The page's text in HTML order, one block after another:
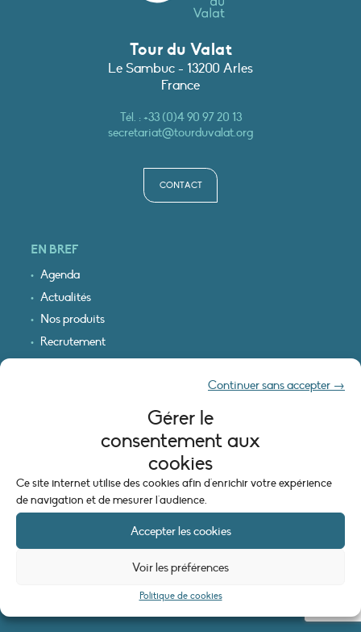
Gérer le
consentement aux
cookies
Ce site internet utilise des cookies afin d'enrichir votre expérience
de navigation et de mesurer l'audience.
Accepter les cookies
Continuer sans accepter →
Voir les préférences
Politique de cookies
Tour du Valat
Le Sambuc - 13200 Arles
France
Tél. : +33 (0)4 90 97 20 13
secretariat@tourduvalat.org
CONTACT
EN BREF
Agenda
Actualités
Nos produits
Recrutement
INFORMATIONS LÉGALES
Mentions légales
Politique de cookies (UE)